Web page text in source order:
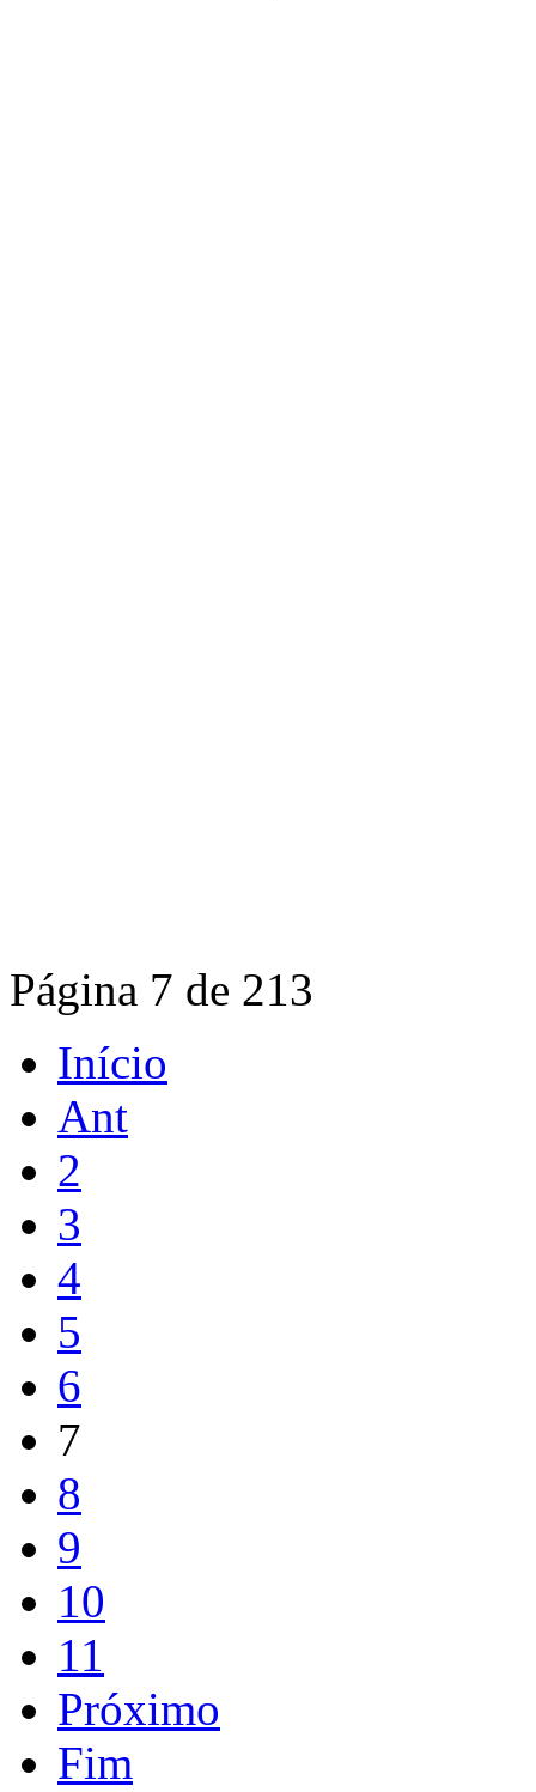
Página 7 de 213
Início
Ant
2
3
4
5
6
7
8
9
10
11
Próximo
Fim